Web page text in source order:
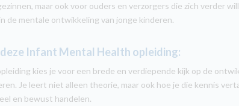
maar ook voor ouders en verzorgers die zich verder
de mentale ontwikkeling van jonge kinderen.
Infant Mental Health opleiding:
kies je voor een brede en verdiepende kijk op de
Je leert niet alleen theorie, maar ook hoe je die kennis
en bewust handelen.